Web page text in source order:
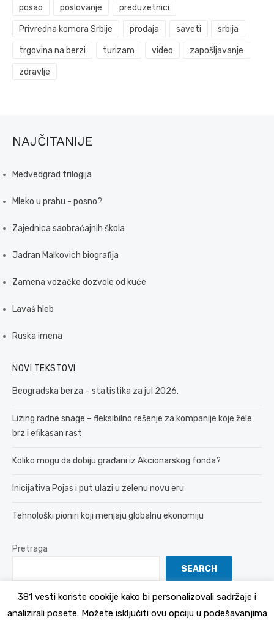
posao poslovanje preduzetnici
Privredna komora Srbije prodaja saveti srbija
trgovina na berzi turizam video zapošljavanje
zdravlje
NAJČITANIJE
Medvedgrad trilogija
Mleko u prahu - posno?
Zajednica saobraćajnih škola
Jadran Malkovich biografija
Zamena vozačke dozvole od kuće
Lavaš hleb
Ruska imena
NOVI TEKSTOVI
Beogradska berza – statistika za jul 2026.
Lizing radne snage – fleksibilno rešenje za kompanije koje žele
brz i efikasan rast
Koliko mogu da dobiju građani iz Akcionarskog fonda?
Inicijativa Pojas i put ulazi u zelenu novu eru
Tehnološki pioniri koji menjaju globalnu ekonomiju
Pretraga
SEARCH
381 vesti koriste cookije kako bi personalizovali sadržaje i
analizirali posete. Možete isključiti ovu opciju u podešavanjima